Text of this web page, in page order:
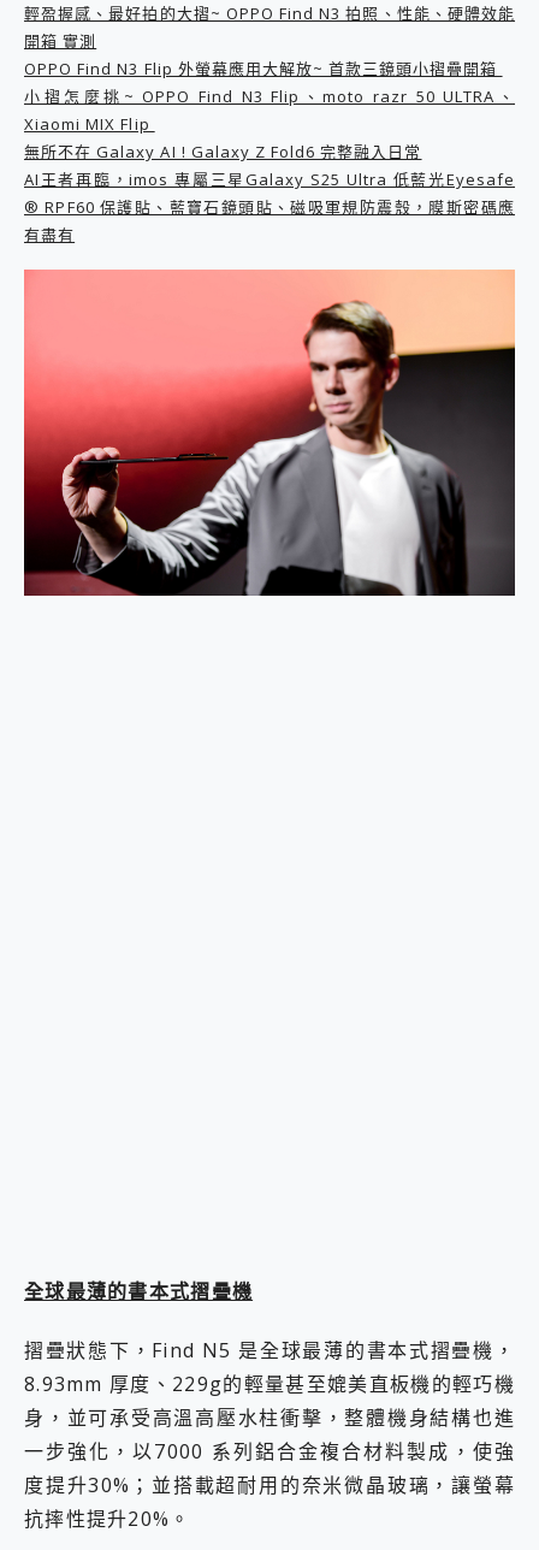
MSI Claw 掌機專屬配件包 來囉 完美保護 MSI Claw A1M-026TW 電競掌機
多個願望一次滿足 超強散熱 微星 MSI Claw A1M-026TW 電競掌機 開箱 評測
一吸完美對位 擁有超強吸力與超好用的隱磁支架 O-ONE MAG 最會吸的行動電源 開箱 評測
近八千元的 Soundcore Liberty 5 Pro Max，有螢幕的耳機會是智商稅嗎?
ASUS Pad 全面應援 Me Time，加碼愛奇藝黃金雙周卡體驗，專案價最低 NT$0 起
榮耀 HONOR 600 Pro x MOLLY Limited Edition 限量版開賣，攜手味全龍進駐大巨蛋萬人盛典
輕盈握感、最好拍的大摺~ OPPO Find N3 拍照、性能、硬體效能
開箱 實測
OPPO Find N3 Flip 外螢幕應用大解放~ 首款三鏡頭小摺疊開箱
小摺怎麼挑~ OPPO Find N3 Flip、moto razr 50 ULTRA、
Xiaomi MIX Flip
無所不在 Galaxy AI ! Galaxy Z Fold6 完整融入日常
AI王者再臨，imos 專屬三星Galaxy S25 Ultra 低藍光Eyesafe
® RPF60 保護貼、藍寶石鏡頭貼、磁吸軍規防震殼，膜斯密碼應
有盡有
全球最薄的書本式摺疊機
摺疊狀態下，Find N5 是全球最薄的書本式摺疊機，
8.93mm 厚度、229g的輕量甚至媲美直板機的輕巧機
身，並可承受高溫高壓水柱衝擊，整體機身結構也進
一步強化，以7000 系列鋁合金複合材料製成，使強
度提升30%；並搭載超耐用的奈米微晶玻璃，讓螢幕
抗摔性提升20%。